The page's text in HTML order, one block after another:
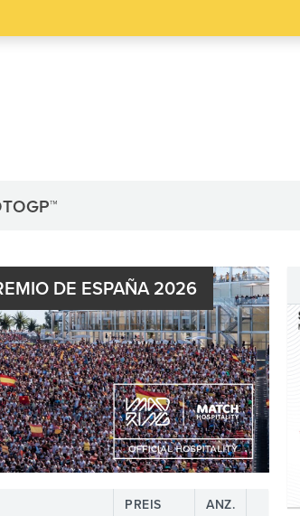
DE ESPAÑA 2026
PREIS ANZ.